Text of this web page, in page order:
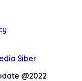
Siber
@2022